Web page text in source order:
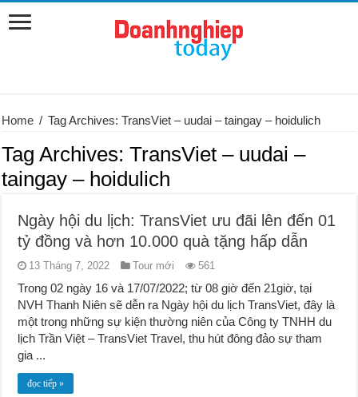
Home / Tag Archives: TransViet – uudai – taingay – hoidulich
Tag Archives:TransViet – uudai –
taingay – hoidulich
Ngày hội du lịch: TransViet ưu đãi lên đến 01
tỷ đồng và hơn 10.000 quà tặng hấp dẫn
13 Tháng 7, 2022 Tour mới 561
Trong 02 ngày 16 và 17/07/2022; từ 08 giờ đến 21giờ, tại
NVH Thanh Niên sẽ dễn ra Ngày hội du lịch TransViet, đây là
một trong những sự kiện thường niên của Công ty TNHH du
lịch Trần Việt – TransViet Travel, thu hút đông đảo sự tham
gia ...
đọc tiếp »